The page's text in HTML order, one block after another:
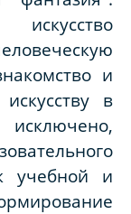
и
в
учебной и